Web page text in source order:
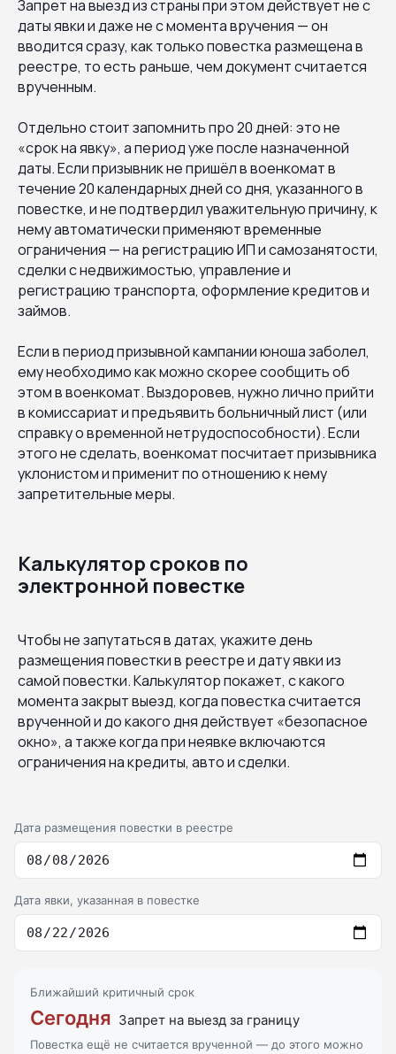
Запрет на выезд из страны при этом действует не с
даты явки и даже не с момента вручения — он
вводится сразу, как только повестка размещена в
реестре, то есть раньше, чем документ считается
врученным.
Отдельно стоит запомнить про 20 дней: это не
«срок на явку», а период уже после назначенной
даты. Если призывник не пришёл в военкомат в
течение 20 календарных дней со дня, указанного в
повестке, и не подтвердил уважительную причину, к
нему автоматически применяют временные
ограничения — на регистрацию ИП и самозанятости,
сделки с недвижимостью, управление и
регистрацию транспорта, оформление кредитов и
займов.
Если в период призывной кампании юноша заболел,
ему необходимо как можно скорее сообщить об
этом в военкомат. Выздоровев, нужно лично прийти
в комиссариат и предъявить больничный лист (или
справку о временной нетрудоспособности). Если
этого не сделать, военкомат посчитает призывника
уклонистом и применит по отношению к нему
запретительные меры.
Калькулятор сроков по
электронной повестке
Чтобы не запутаться в датах, укажите день
размещения повестки в реестре и дату явки из
самой повестки. Калькулятор покажет, с какого
момента закрыт выезд, когда повестка считается
врученной и до какого дня действует «безопасное
окно», а также когда при неявке включаются
ограничения на кредиты, авто и сделки.
Дата размещения повестки в реестре
Дата явки, указанная в повестке
Ближайший критичный срок
Сегодня Запрет на выезд за границу
Повестка ещё не считается врученной — до этого можно